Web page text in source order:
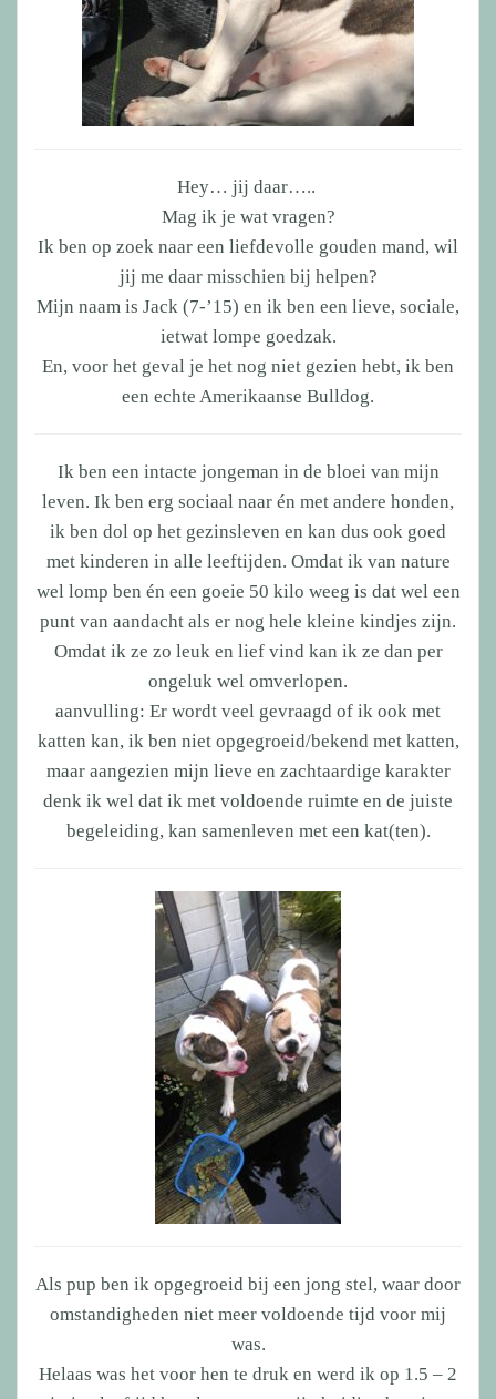
Hey… jij daar…..
Mag ik je wat vragen?
Ik ben op zoek naar een liefdevolle gouden mand, wil
jij me daar misschien bij helpen?
Mijn naam is Jack (7-’15) en ik ben een lieve, sociale,
ietwat lompe goedzak.
En, voor het geval je het nog niet gezien hebt, ik ben
een echte Amerikaanse Bulldog.
Ik ben een intacte jongeman in de bloei van mijn
leven. Ik ben erg sociaal naar én met andere honden,
ik ben dol op het gezinsleven en kan dus ook goed
met kinderen in alle leeftijden. Omdat ik van nature
wel lomp ben én een goeie 50 kilo weeg is dat wel een
punt van aandacht als er nog hele kleine kindjes zijn.
Omdat ik ze zo leuk en lief vind kan ik ze dan per
ongeluk wel omverlopen.
aanvulling: Er wordt veel gevraagd of ik ook met
katten kan, ik ben niet opgegroeid/bekend met katten,
maar aangezien mijn lieve en zachtaardige karakter
denk ik wel dat ik met voldoende ruimte en de juiste
begeleiding, kan samenleven met een kat(ten).
Als pup ben ik opgegroeid bij een jong stel, waar door
omstandigheden niet meer voldoende tijd voor mij
was.
Helaas was het voor hen te druk en werd ik op 1.5 – 2